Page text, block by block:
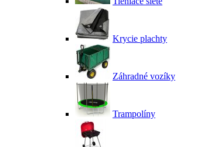
Krycie plachty
Záhradné vozíky
Trampolíny